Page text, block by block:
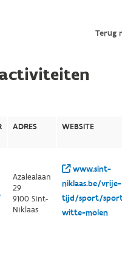
Terug
ADRES WEBSITE
Azalealaan
29
9100 Sint-
Niklaas
www.sint-
niklaas.be/vrije-
tijd/sport/
witte-molen